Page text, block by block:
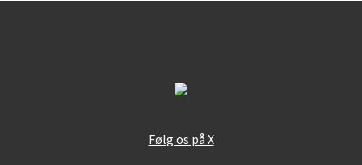
Følg os på X